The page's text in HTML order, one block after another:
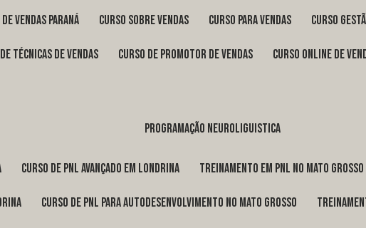
de vendas Paraná curso sobre vendas curso para vendas curso
técnicas de vendas curso de promotor de vendas curso online de
programação neuroliguistica
curso de pnl avançado em Londrina treinamento em pnl no Mato Grosso
curso de pnl para autodesenvolvimento no Mato Grosso